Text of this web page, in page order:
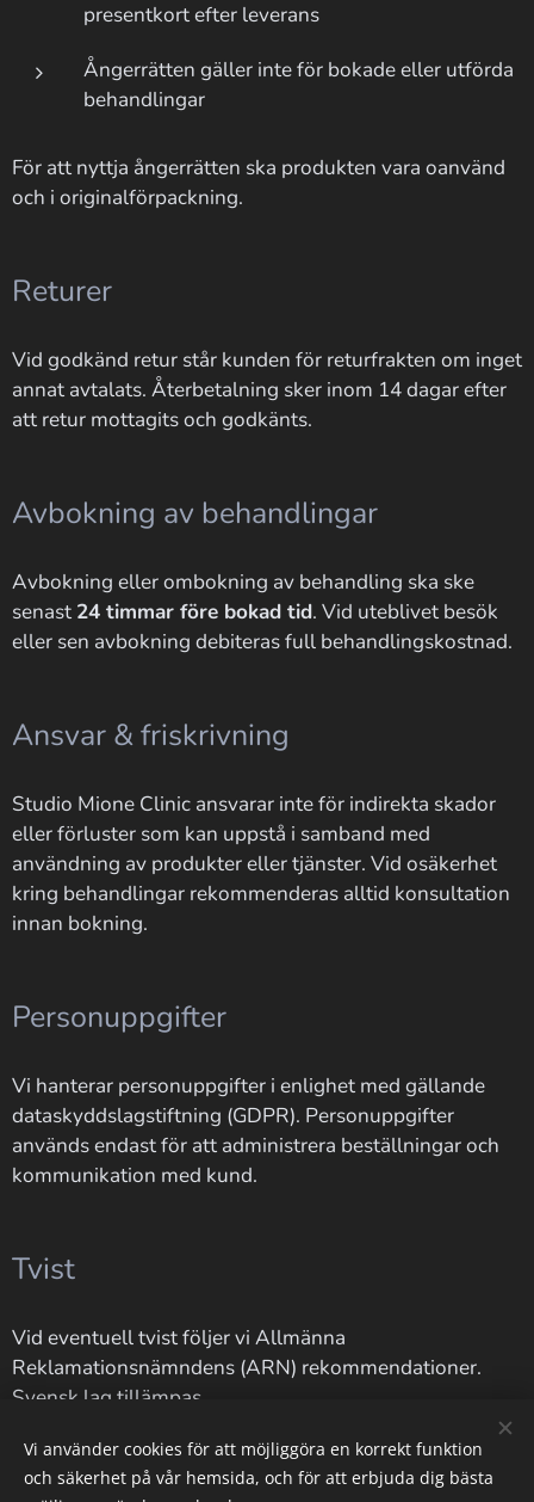
presentkort efter leverans
Ångerrätten gäller inte för bokade eller utförda
behandlingar
För att nyttja ångerrätten ska produkten vara oanvänd
och i originalförpackning.
Returer
Vid godkänd retur står kunden för returfrakten om inget
annat avtalats. Återbetalning sker inom 14 dagar efter
att retur mottagits och godkänts.
Avbokning av behandlingar
Avbokning eller ombokning av behandling ska ske
senast 24 timmar före bokad tid. Vid uteblivet besök
eller sen avbokning debiteras full behandlingskostnad.
Ansvar & friskrivning
Studio Mione Clinic ansvarar inte för indirekta skador
eller förluster som kan uppstå i samband med
användning av produkter eller tjänster. Vid osäkerhet
kring behandlingar rekommenderas alltid konsultation
innan bokning.
Personuppgifter
Vi hanterar personuppgifter i enlighet med gällande
dataskyddslagstiftning (GDPR). Personuppgifter
används endast för att administrera beställningar och
kommunikation med kund.
Tvist
Vid eventuell tvist följer vi Allmänna
Reklamationsnämndens (ARN) rekommendationer.
Svensk lag tillämpas.
Vi använder cookies för att möjliggöra en korrekt funktion
och säkerhet på vår hemsida, och för att erbjuda dig bästa